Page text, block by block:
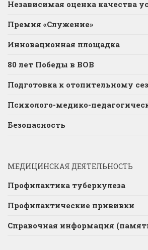
Независимая оценка качества
Премия «Служение»
Инновационная площадка
80 лет Победы в ВОВ
Подготовка к отопительному
Психолого-медико-
Безопасность
МЕДИЦИНСКАЯ ДЕЯТЕЛЬНОСТЬ
Профилактика туберкулеза
Профилактические прививки
Справочная информация